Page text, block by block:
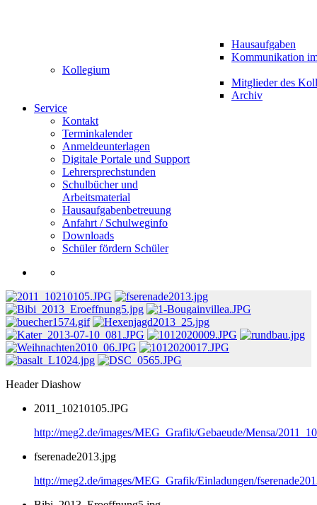
Hausaufgaben
Kommunikation
Kollegium
Mitglieder des
Archiv
Service
Kontakt
Terminkalender
Anmeldeunterlagen
Digitale Portale und Support
Lehrersprechstunden
Schulbücher und
Arbeitsmaterial
Hausaufgabenbetreuung
Anfahrt / Schulweginfo
Downloads
Schüler fördern Schüler
Header Diashow
2011_10210105.JPG
http://meg2.de/images/MEG_Grafik/Gebaeude/Mensa/
fserenade2013.jpg
http://meg2.de/images/MEG_Grafik/Einladungen/